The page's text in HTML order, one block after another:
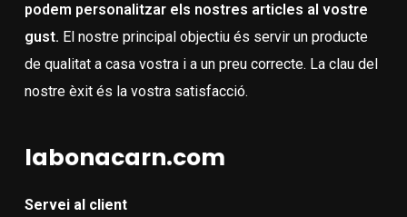
podem personalitzar els nostres articles al vostre
gust. El nostre principal objectiu és servir un producte
de qualitat a casa vostra i a un preu correcte. La clau del
nostre èxit és la vostra satisfacció.
labonacarn.com
Servei al client